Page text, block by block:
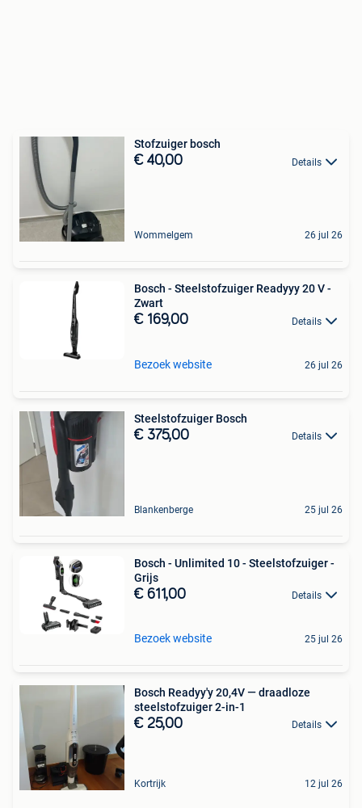
Stofzuiger bosch
€ 40,00 Details
Wommelgem 26 jul 26
Bosch - Steelstofzuiger Readyyy 20 V -
Zwart
€ 169,00 Details
Bezoek website 26 jul 26
Steelstofzuiger Bosch
€ 375,00 Details
Blankenberge 25 jul 26
Bosch - Unlimited 10 - Steelstofzuiger -
Grijs
€ 611,00 Details
Bezoek website 25 jul 26
Bosch Readyy'y 20,4V — draadloze
steelstofzuiger 2-in-1
€ 25,00 Details
Kortrijk 12 jul 26